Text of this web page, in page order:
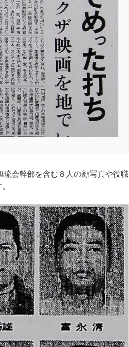
会幹部を含む８人の顔写真や役職